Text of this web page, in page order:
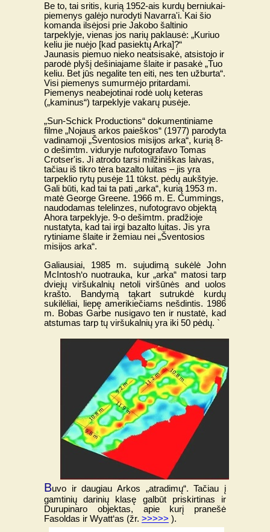
Be to, tai sritis, kurią 1952-ais kurdų berniukai-
piemenys galėjo nurodyti Navarra'i. Kai šio
komanda ilsėjosi prie Jakobo šaltinio
tarpeklyje, vienas jos narių paklausė: „Kuriuo
keliu jie nuėjo [kad pasiektų Arka]?“
Jaunasis piemuo nieko neatsisakė, atsistojo ir
parodė plyšį dešiniajame šlaite ir pasakė „Tuo
keliu. Bet jūs negalite ten eiti, nes ten užburta“.
Visi piemenys sumurmėjo pritardami.
Piemenys neabejotinai rodė uolų keteras
(„kaminus“) tarpeklyje vakarų pusėje.
„Sun-Schick Productions“ dokumentiniame
filme „Nojaus arkos paieškos“ (1977) parodyta
vadinamoji „Šventosios misijos arka“, kurią 8-
o dešimtm. viduryje nufotografavo Tomas
Crotser'is. Ji atrodo tarsi milžiniškas laivas,
tačiau iš tikro tėra bazalto luitas – jis yra
tarpeklio rytų pusėje 11 tūkst. pėdų aukštyje.
Gali būti, kad tai ta pati „arka“, kurią 1953 m.
matė George Greene. 1966 m. E. Cummings,
naudodamas telelinzes, nufotogravo objektą
Ahora tarpeklyje. 9-o dešimtm. pradžioje
nustatyta, kad tai irgi bazalto luitas. Jis yra
rytiniame šlaite ir žemiau nei „Šventosios
misijos arka“.
Galiausiai, 1985 m. sujudimą sukėlė John
McIntosh‘o nuotrauka, kur „arka“ matosi tarp
dviejų viršukalnių netoli viršūnės and uolos
krašto. Bandymą tąkart sutrukdė kurdų
sukilėliai, liepę amerikiečiams nešdintis. 1986
m. Bobas Garbe nusigavo ten ir nustatė, kad
atstumas tarp tų viršukalnių yra iki 50 pėdų. `
Buvo ir daugiau Arkos „atradimų“. Tačiau į
gamtinių darinių klasę galbūt priskirtinas ir
Durupinaro objektas, apie kurį pranešė
Fasoldas ir Wyatt‘as (žr. >>>>> ).